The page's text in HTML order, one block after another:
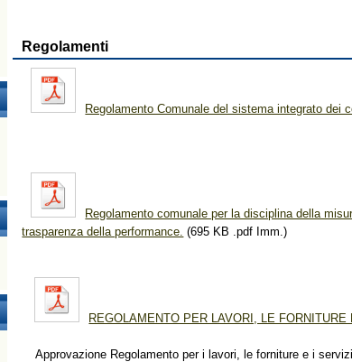
Regolamenti
Regolamento Comunale del sistema integrato dei
Regolamento comunale per la disciplina della
trasparenza della performance. (695 KB .pdf Imm.)
REGOLAMENTO PER LAVORI, LE
Approvazione Regolamento per i lavori, le forniture e i